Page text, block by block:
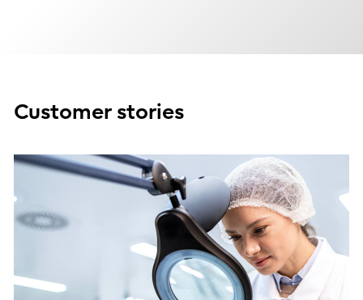
Customer stories